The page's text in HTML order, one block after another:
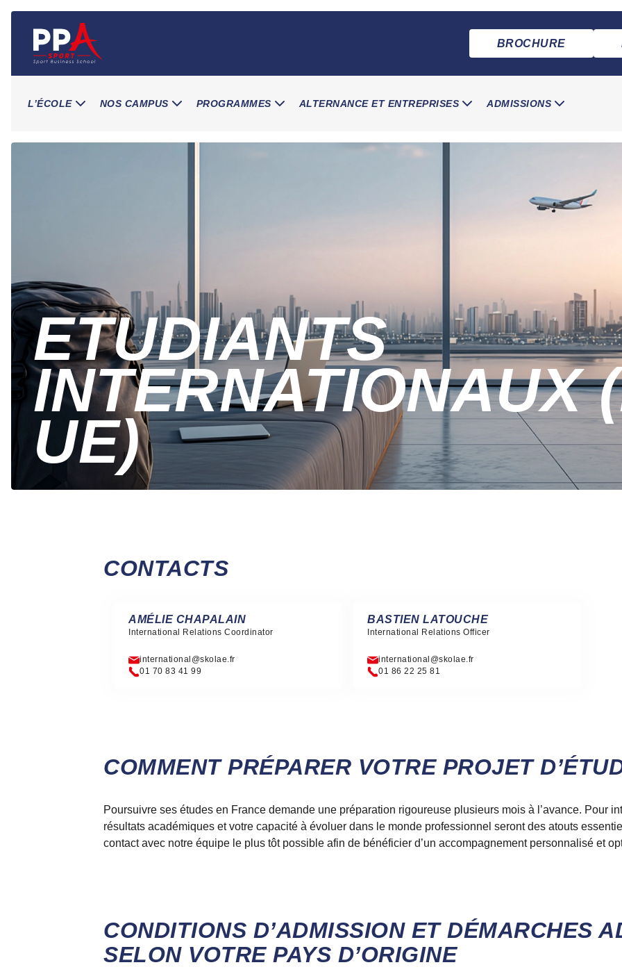
content
BROCHURE
L’ÉCOLE NOS CAMPUS PROGRAMMES ALTERNANCE ET ENTREPRISES ADMISSIONS
ETUDIANTS
INTERNATIONAUX
UE)
CONTACTS
AMÉLIE CHAPALAIN
International Relations Coordinator
international@skolae.fr
01 70 83 41 99
BASTIEN LATOUCHE
International Relations Officer
international@skolae.fr
01 86 22 25 81
COMMENT PRÉPARER VOTRE PROJET
Poursuivre ses études en France demande une préparation rigoureuse plusieurs mois à l’avance. Pour
résultats académiques et votre capacité à évoluer dans le monde professionnel seront des atouts
contact avec notre équipe le plus tôt possible afin de bénéficier d’un accompagnement personnalisé et
CONDITIONS D’ADMISSION ET DÉMARCHES
SELON VOTRE PAYS D’ORIGINE